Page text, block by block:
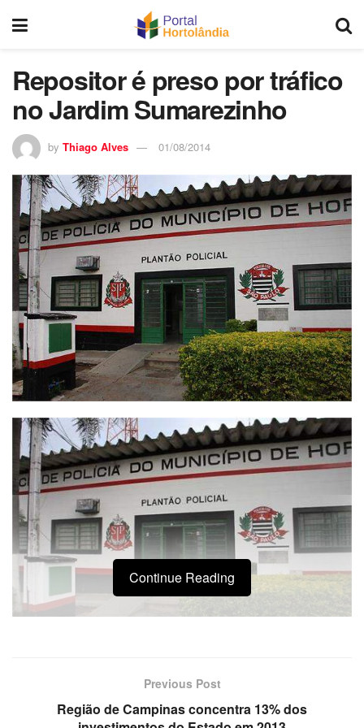
Repositor é preso por tráfico
no Jardim Sumarezinho
by Thiago Alves 01/08/2014
flagrado traficando crack no jardim Sumarezinho, em
Hortolândia. No momento da abordagem, ele tentou
Continue Reading
Previous Post
Região de Campinas concentra 13% dos